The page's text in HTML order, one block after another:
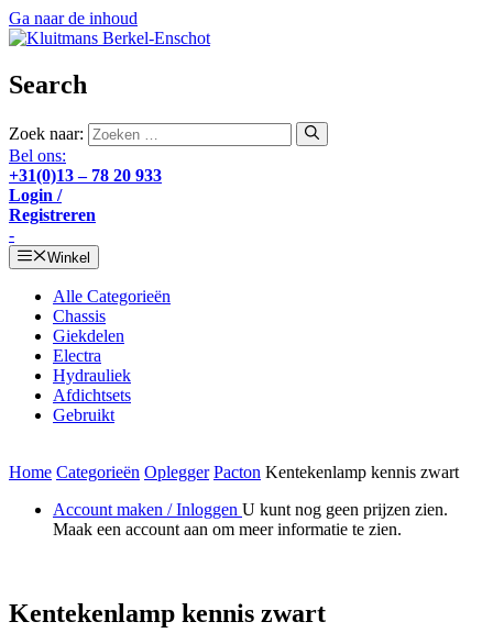
Ga naar de inhoud
Search
Zoek naar:
Bel ons:
+31(0)13 – 78 20 933
Login /
Registreren
-
Winkel
Alle Categorieën
Chassis
Giekdelen
Electra
Hydrauliek
Afdichtsets
Gebruikt
Home Categorieën Oplegger Pacton Kentekenlamp kennis zwart
Account maken / Inloggen U kunt nog geen prijzen zien.
Maak een account aan om meer informatie te zien.
Kentekenlamp kennis zwart